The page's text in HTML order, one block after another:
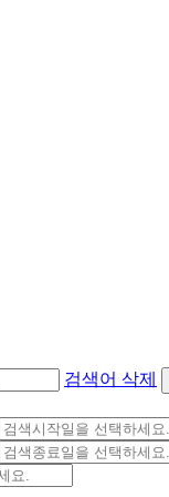
검색어 삭제